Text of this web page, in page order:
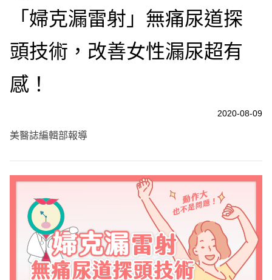
「婦克漏雷射」無痛尿道探
頭技術，改善女性漏尿超有
感！
2020-08-09
美醫誌編輯部報導